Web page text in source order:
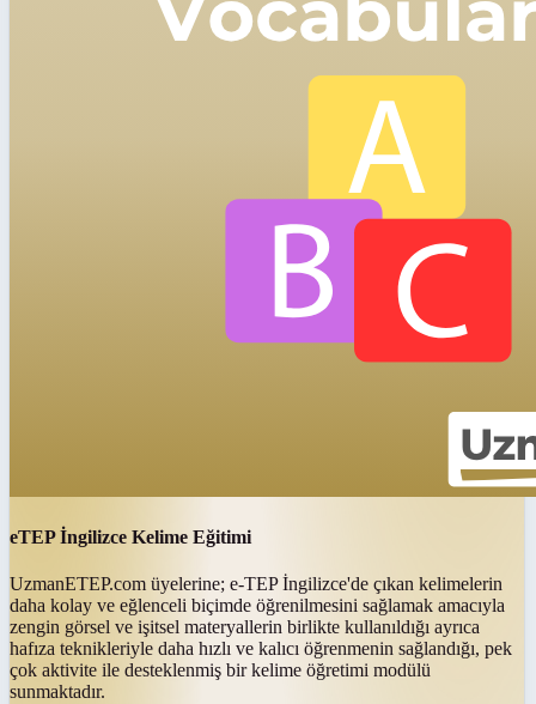
eTEP İngilizce Kelime Eğitimi
UzmanETEP.com üyelerine; e-TEP İngilizce'de çıkan kelimelerin
daha kolay ve eğlenceli biçimde öğrenilmesini sağlamak amacıyla
zengin görsel ve işitsel materyallerin birlikte kullanıldığı ayrıca
hafıza teknikleriyle daha hızlı ve kalıcı öğrenmenin sağlandığı, pek
çok aktivite ile desteklenmiş bir kelime öğretimi modülü
sunmaktadır.